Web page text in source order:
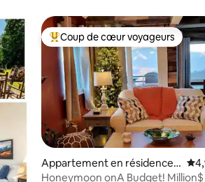
Coups de cœur voyageurs les
Coup de cœur voyageurs
Appartement en résidence ⋅
Gatlinburg
Honeymoon onA Budget! Million$